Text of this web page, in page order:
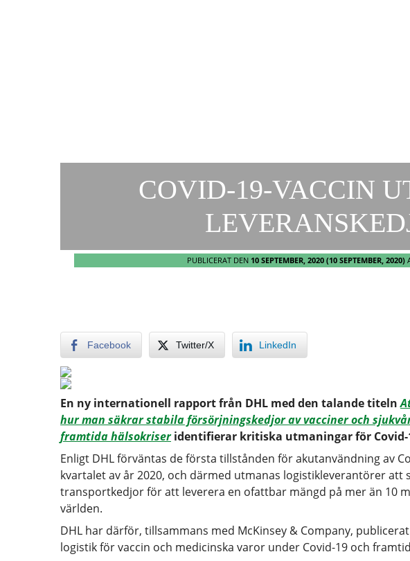
COVID-19-VACCIN
PUBLICERAT DEN 10 SEPTEMBER, 2020 (10 SEPTEMBER, 2020)
Facebook Twitter/X LinkedIn
En ny internationell rapport från DHL med den talande titeln
hur man säkrar stabila försörjningskedjor av vacciner och
framtida hälsokriser identifierar kritiska utmaningar för Covid-
Enligt DHL förväntas de första tillstånden för akutanvändning av
kvartalet av år 2020, och därmed utmanas logistikleverantörer att
transportkedjor för att leverera en ofattbar mängd på mer än 10
världen.
DHL har därför, tillsammans med McKinsey & Company,
logistik för vaccin och medicinska varor under Covid-19 och